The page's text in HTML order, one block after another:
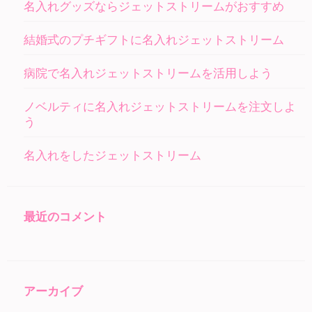
名入れグッズならジェットストリームがおすすめ
結婚式のプチギフトに名入れジェットストリーム
病院で名入れジェットストリームを活用しよう
ノベルティに名入れジェットストリームを注文しよ
う
名入れをしたジェットストリーム
最近のコメント
アーカイブ